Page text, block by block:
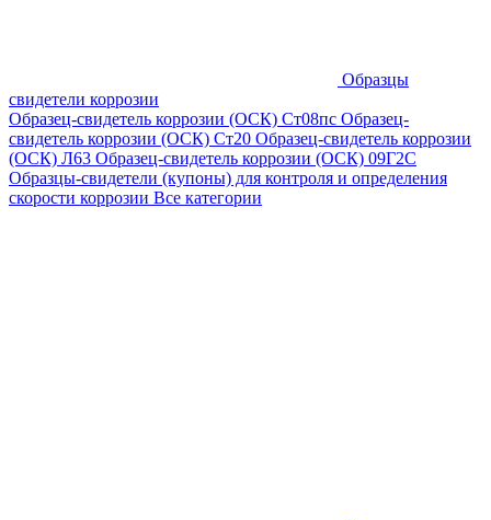
Образцы
свидетели коррозии
Образец-свидетель коррозии (ОСК) Ст08пс Образец-
свидетель коррозии (ОСК) Ст20 Образец-свидетель коррозии
(ОСК) Л63 Образец-свидетель коррозии (ОСК) 09Г2С
Образцы-свидетели (купоны) для контроля и определения
скорости коррозии Все категории